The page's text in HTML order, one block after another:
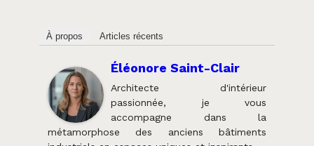
À propos Articles récents
Éléonore Saint-Clair
Architecte d'intérieur
passionnée, je vous
accompagne dans la
métamorphose des anciens bâtiments